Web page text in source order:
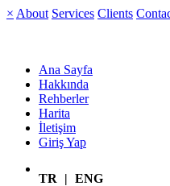
× About Services Clients
Ana Sayfa
Hakkında
Rehberler
Harita
İletişim
Giriş Yap
TR | ENG